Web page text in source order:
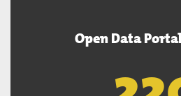
Open Data